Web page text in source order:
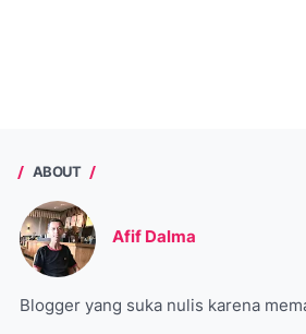
ABOUT
Afif Dalma
Blogger yang suka nulis karena